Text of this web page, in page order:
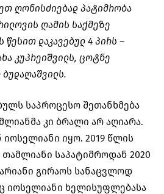
ღონისძიებად პატიმრობა
ღამის საქმეზე
წესით დაკავებულ 4 პირს –
კუპრეიშვილს, ცოტნე
საპროცესო შეთანხმება
კი ბრალი არ აღიარა.
იოსელიანი იყო. 2019 წლის
საპატიმროდან 2020
გირაოს სანაცვლოდ
იოსელიანი ხელისუფლებასა